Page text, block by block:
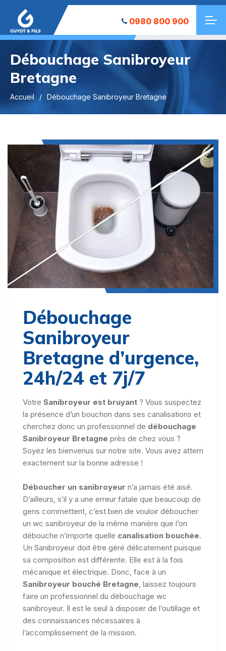
0980 800 900
Débouchage Sanibroyeur
Bretagne
Accueil Débouchage Sanibroyeur Bretagne
Débouchage
Sanibroyeur
Bretagne d’urgence,
24h/24 et 7j/7
Votre Sanibroyeur est bruyant ? Vous suspectez
la présence d’un bouchon dans ses canalisations et
cherchez donc un professionnel de débouchage
Sanibroyeur Bretagne près de chez vous ?
Soyez les bienvenus sur notre site. Vous avez atterri
exactement sur la bonne adresse !
Déboucher un sanibroyeur n’a jamais été aisé.
D’ailleurs, s’il y a une erreur fatale que beaucoup de
gens commettent, c’est bien de vouloir déboucher
un wc sanibroyeur de la même manière que l’on
débouche n’importe quelle canalisation bouchée.
Un Sanibroyeur doit être géré délicatement puisque
sa composition est différente. Elle est à la fois
mécanique et électrique. Donc, face à un
Sanibroyeur bouché Bretagne , laissez toujours
faire un professionnel du débouchage wc
sanibroyeur. Il est le seul à disposer de l’outillage et
des connaissances nécessaires à
l’accomplissement de la mission.